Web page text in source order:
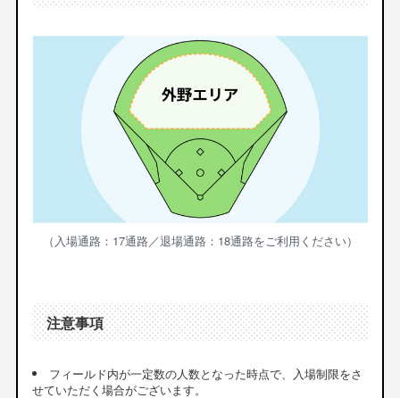
（入場通路：17通路／退場通路：18通路をご利用ください）
注意事項
フィールド内が一定数の人数となった時点で、入場制限をさ
せていただく場合がございます。